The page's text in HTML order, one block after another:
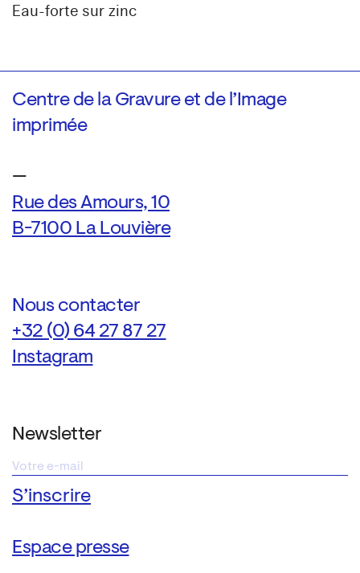
Eau-forte sur zinc
Centre de la Gravure et de l’Image
imprimée
—
Rue des Amours, 10
B-7100 La Louvière
Nous contacter
+32 (0) 64 27 87 27
Instagram
Newsletter
Espace presse